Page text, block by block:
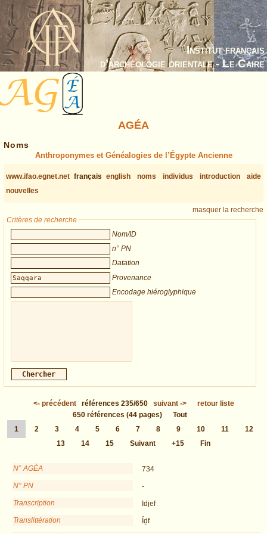
Institut français
d’archéologie orientale - Le Caire
AGÉA
Noms
Anthroponymes et Généalogies de l’Égypte Ancienne
www.ifao.egnet.net français english noms individus introduction
aide
nouvelles
masquer la recherche
Critères de recherche
Nom/ID
n° PN
Datation
Provenance
Encodage hiéroglyphique
<- précédent références 235/650 suivant->
retour liste
650 références (44 pages)
Tout
1
2 3 4 5 6 7 8 9 10 11
12
13
14 15 Suivant +15 Fin
N° AGÉA
734
N° PN
-
Transcription
Idjef
Translittération
Ỉḏf